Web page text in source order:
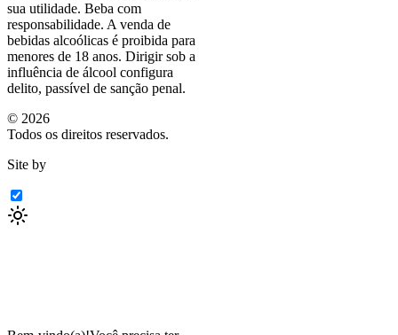
sua utilidade. Beba com
responsabilidade. A venda de
bebidas alcoólicas é proibida para
menores de 18 anos. Dirigir sob a
influência de álcool configura
delito, passível de sanção penal.
© 2026
Todos os direitos reservados.
Site by